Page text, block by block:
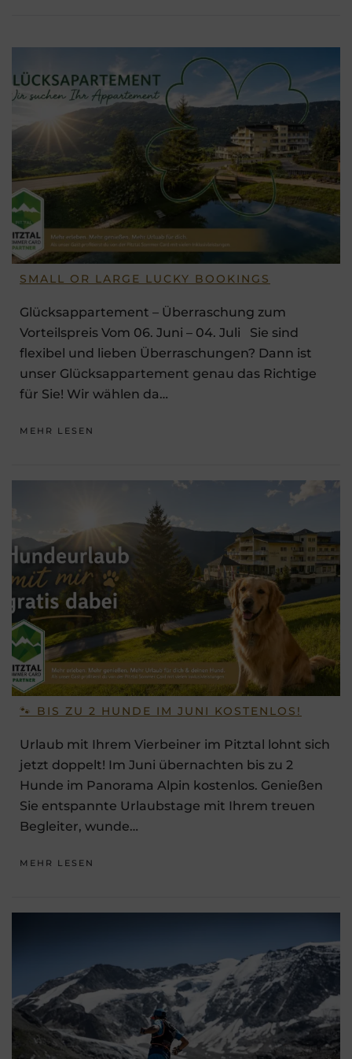
SMALL OR LARGE LUCKY BOOKINGS
Glücksappartement – Überraschung zum
Vorteilspreis Vom 06. Juni – 04. Juli Sie sind
flexibel und lieben Überraschungen? Dann ist
unser Glücksappartement genau das Richtige
für Sie! Wir wählen da…
MEHR LESEN
🐾 BIS ZU 2 HUNDE IM JUNI KOSTENLOS!
Urlaub mit Ihrem Vierbeiner im Pitztal lohnt sich
jetzt doppelt! Im Juni übernachten bis zu 2
Hunde im Panorama Alpin kostenlos. Genießen
Sie entspannte Urlaubstage mit Ihrem treuen
Begleiter, wunde…
MEHR LESEN